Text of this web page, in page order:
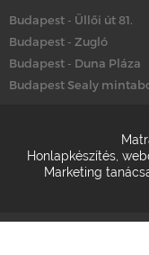
Budapest - Üllői út 81.
Budapest - Zugló
Budapest - Duna Pláza
Budapest Sealy
Honlapkészítés
Marketing